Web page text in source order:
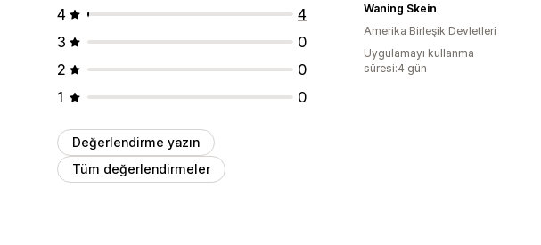
4
4
3
0
2
0
1
0
Değerlendirme yazın
Tüm değerlendirmeler
Waning Skein
Amerika Birleşik Devletleri
Uygulamayı kullanma
süresi:4 gün